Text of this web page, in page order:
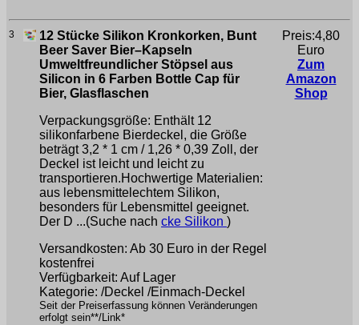
3
12 Stücke Silikon Kronkorken, Bunt
Beer Saver Bier–Kapseln
Umweltfreundlicher Stöpsel aus
Silicon in 6 Farben Bottle Cap für
Bier, Glasflaschen
Verpackungsgröße: Enthält 12
silikonfarbene Bierdeckel, die Größe
beträgt 3,2 * 1 cm / 1,26 * 0,39 Zoll, der
Deckel ist leicht und leicht zu
transportieren.Hochwertige Materialien:
aus lebensmittelechtem Silikon,
besonders für Lebensmittel geeignet.
Der D ...(Suche nach cke Silikon )
Versandkosten: Ab 30 Euro in der Regel
kostenfrei
Verfügbarkeit: Auf Lager
Kategorie: /Deckel /Einmach-Deckel
Seit der Preiserfassung können Veränderungen
erfolgt sein**/Link*
Preis:4,80
Euro
Zum
Amazon
Shop